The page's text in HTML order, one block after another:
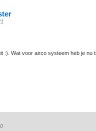
:). Wat voor airco systeem heb je nu